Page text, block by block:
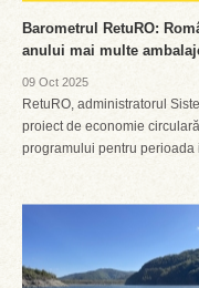
Barometrul RetuRO:
anului mai multe
09 Oct 2025
RetuRO, administratorul
proiect de economie
programului pentru